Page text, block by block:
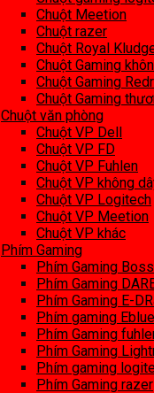
Chuột Meetion
Chuột razer
Chuột Royal
Chuột Gaming
Chuột Gaming
Chuột Gaming
Chuột văn phòng
Chuột VP Dell
Chuột VP FD
Chuột VP Fuhlen
Chuột VP không
Chuột VP Logitech
Chuột VP Meetion
Chuột VP khác
Phím Gaming
Phím Gaming
Phím Gaming
Phím Gaming E-
Phím gaming Eblue
Phím Gaming
Phím Gaming
Phím gaming
Phím Gaming razer